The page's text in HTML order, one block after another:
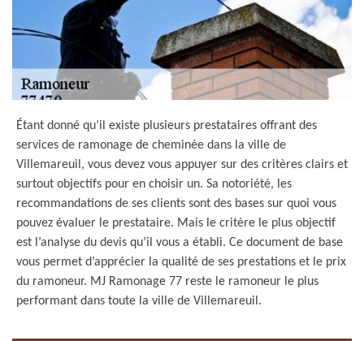
Étant donné qu’il existe plusieurs prestataires offrant des
services de ramonage de cheminée dans la ville de
Villemareuil, vous devez vous appuyer sur des critères clairs et
surtout objectifs pour en choisir un. Sa notoriété, les
recommandations de ses clients sont des bases sur quoi vous
pouvez évaluer le prestataire. Mais le critère le plus objectif
est l’analyse du devis qu’il vous a établi. Ce document de base
vous permet d’apprécier la qualité de ses prestations et le prix
du ramoneur. MJ Ramonage 77 reste le ramoneur le plus
performant dans toute la ville de Villemareuil.